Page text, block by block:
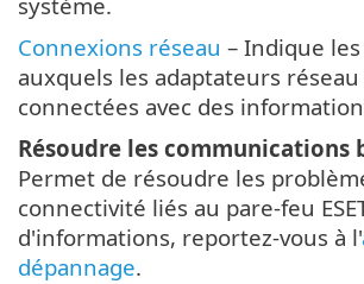
Connexions réseau – Indique
auxquels les adaptateurs
connectées avec des
Résoudre les communications
Permet de résoudre les
connectivité liés au pare-feu
d'informations, reportez-vous à l'
dépannage.